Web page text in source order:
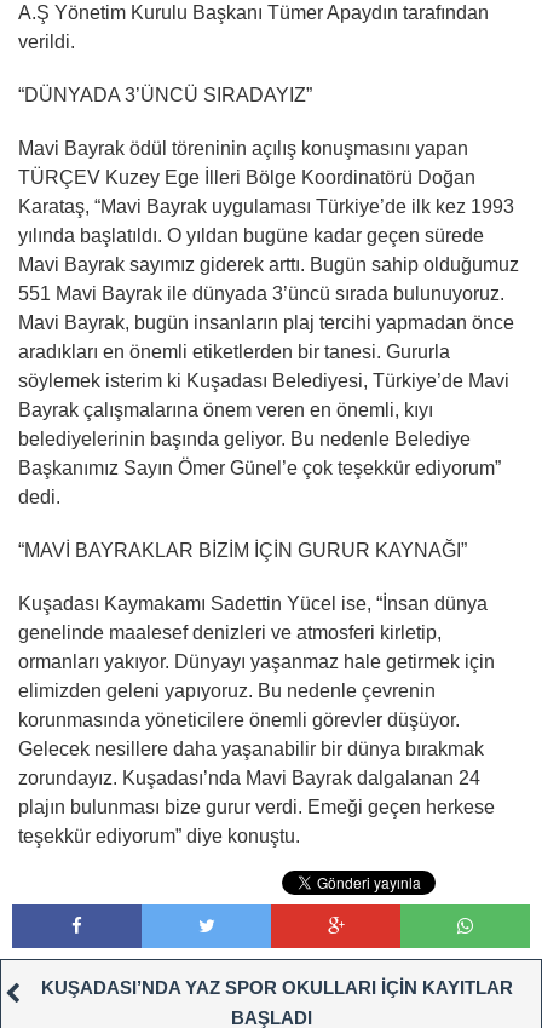
A.Ş Yönetim Kurulu Başkanı Tümer Apaydın tarafından
verildi.
“DÜNYADA 3’ÜNCÜ SIRADAYIZ”
Mavi Bayrak ödül töreninin açılış konuşmasını yapan
TÜRÇEV Kuzey Ege İlleri Bölge Koordinatörü Doğan
Karataş, “Mavi Bayrak uygulaması Türkiye’de ilk kez 1993
yılında başlatıldı. O yıldan bugüne kadar geçen sürede
Mavi Bayrak sayımız giderek arttı. Bugün sahip olduğumuz
551 Mavi Bayrak ile dünyada 3’üncü sırada bulunuyoruz.
Mavi Bayrak, bugün insanların plaj tercihi yapmadan önce
aradıkları en önemli etiketlerden bir tanesi. Gururla
söylemek isterim ki Kuşadası Belediyesi, Türkiye’de Mavi
Bayrak çalışmalarına önem veren en önemli, kıyı
belediyelerinin başında geliyor. Bu nedenle Belediye
Başkanımız Sayın Ömer Günel’e çok teşekkür ediyorum”
dedi.
“MAVİ BAYRAKLAR BİZİM İÇİN GURUR KAYNAĞI”
Kuşadası Kaymakamı Sadettin Yücel ise, “İnsan dünya
genelinde maalesef denizleri ve atmosferi kirletip,
ormanları yakıyor. Dünyayı yaşanmaz hale getirmek için
elimizden geleni yapıyoruz. Bu nedenle çevrenin
korunmasında yöneticilere önemli görevler düşüyor.
Gelecek nesillere daha yaşanabilir bir dünya bırakmak
zorundayız. Kuşadası’nda Mavi Bayrak dalgalanan 24
plajın bulunması bize gurur verdi. Emeği geçen herkese
teşekkür ediyorum” diye konuştu.
KUŞADASI’NDA YAZ SPOR OKULLARI İÇİN KAYITLAR
BAŞLADI